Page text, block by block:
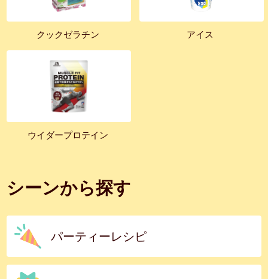
クックゼラチン アイス
ウイダープロテイン
シーンから探す
パーティーレシピ